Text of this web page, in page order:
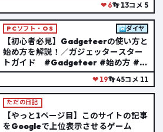
❤ 6👣 13コメ 5
PCソフト・OS ダイヤ
【初心者必見】Gadgeteerの使い方と
始め方を解説！／ガジェッタースター
トガイド #Gadgeteer #始め方 #ガ
ジェット Gadgeteer スタートガイ
ド #1
❤ 19👣 45コメ 11
ただの日記
【やっと1ページ目】このサイトの記事
をGoogleで上位表示させるゲーム